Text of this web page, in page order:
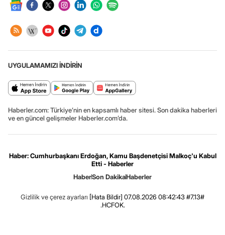
UYGULAMAMIZI İNDİRİN
Haberler.com: Türkiye’nin en kapsamlı haber sitesi. Son dakika haberleri
ve en güncel gelişmeler Haberler.com’da.
Haber: Cumhurbaşkanı Erdoğan, Kamu Başdenetçisi Malkoç'u Kabul
Etti - Haberler
HaberSon DakikaHaberler
Gizlilik ve çerez ayarları [Hata Bildir] 07.08.2026 08:42:43 #7.13#
.HCFOK.